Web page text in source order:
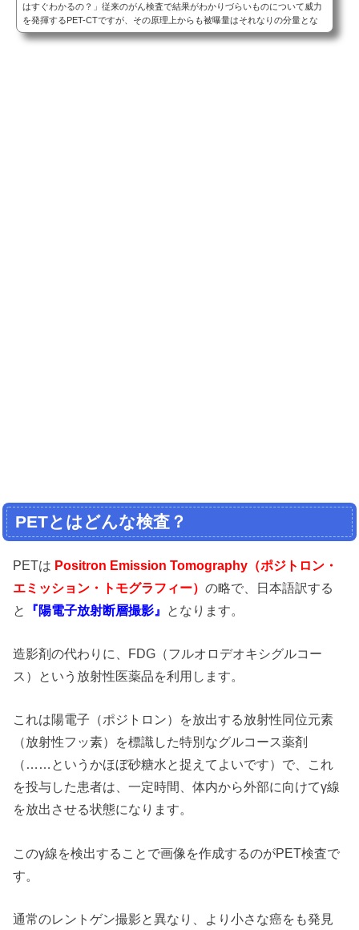
はすぐわかるの？」従来のがん検査で結果がわかりづらいものについて威力
を発揮するPET-CTですが、その原理上からも被曝量はそれなりの分量とな
ります。また、特殊な検査のためどのくらい時間が...
PETとはどんな検査？
PETは Positron Emission Tomography（ポジトロン・
エミッション・トモグラフィー）の略で、日本語訳する
と
『陽電子放射断層撮影』 となります。
造影剤の代わりに、FDG（フルオロデオキシグルコー
ス）という放射性医薬品を利用します。
これは陽電子（ポジトロン）を放出する放射性同位元素
（放射性フッ素）を標識した特別なグルコース薬剤
（……というかほぼ砂糖水と捉えてよいです）で、これ
を投与した患者は、一定時間、体内から外部に向けてγ線
を放出させる状態になります。
このγ線を検出することで画像を作成するのがPET検査で
す。
通常のレントゲン撮影と異なり、より小さな癌をも発見